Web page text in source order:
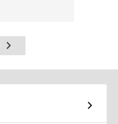
Pagina
successiva